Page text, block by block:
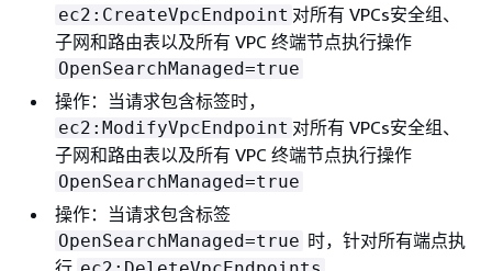
ec2:CreateVpcEndpoint 对所有 VPCs安全组、
子网和路由表以及所有 VPC 终端节点执行操作
OpenSearchManaged=true
操作：当请求包含标签时，
ec2:ModifyVpcEndpoint 对所有 VPCs安全组、
子网和路由表以及所有 VPC 终端节点执行操作
OpenSearchManaged=true
操作：当请求包含标签
OpenSearchManaged=true 时，针对所有端点执